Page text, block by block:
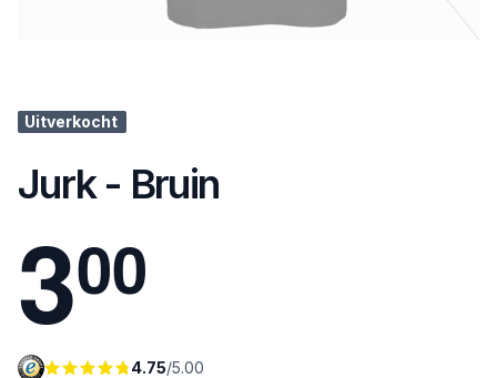
Uitverkocht
Jurk - Bruin
300
4.75/5.00